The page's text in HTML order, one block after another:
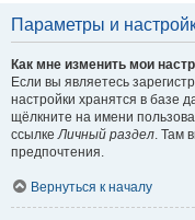
Параметры и
Как мне изменить мои
Если вы являетесь
настройки хранятся в базе
щёлкните на имени
ссылкеЛичный раздел. Там
предпочтения.
Вернуться к началу